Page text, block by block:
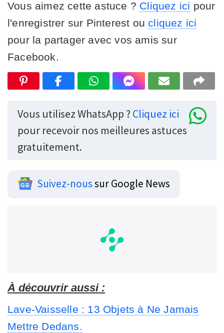
Vous aimez cette astuce ? Cliquez ici pour
l'enregistrer sur Pinterest ou cliquez ici
pour la partager avec vos amis sur
Facebook.
Vous utilisez WhatsApp ? Cliquez ici
pour recevoir nos meilleures astuces
gratuitement.
Suivez-noussur Google News
À découvrir aussi :
Lave-Vaisselle : 13 Objets à Ne Jamais
Mettre Dedans.